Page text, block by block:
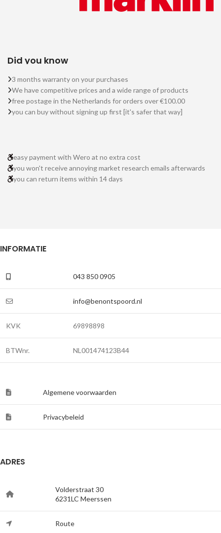
Did you know
3 months warranty on your purchases
We have competitive prices and a wide range of products
free postage in the Netherlands for orders over €100.00
you can buy without signing up first [it's safer that way]
easy payment with Wero at no extra cost
you won't receive annoying market research emails afterwards
you can return items within 14 days
INFORMATIE
043 850 0905
info@benontspoord.nl
KVK 69898898
BTWnr. NL001474123B44
Algemene voorwaarden
Privacybeleid
ADRES
Volderstraat 30
6231LC Meerssen
Route